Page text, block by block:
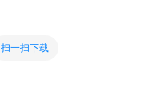
扫一扫下载